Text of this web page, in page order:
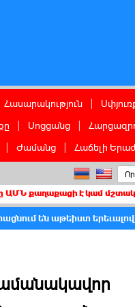
Հասարակություն
Սոցցանց
Ժամանց Հաճելի
է կամ մշտական բնակիչ
են աթեիստ